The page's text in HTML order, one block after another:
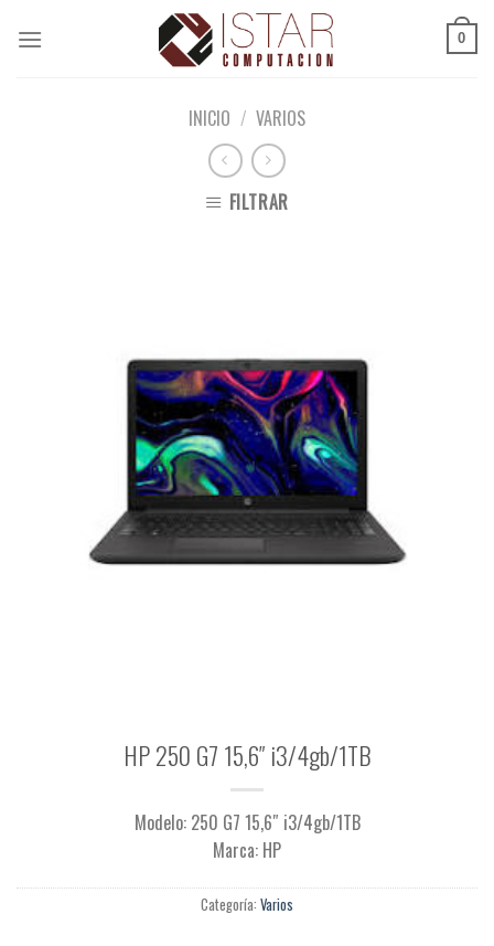
0
INICIO / VARIOS
FILTRAR
HP 250 G7 15,6″ i3/4gb/1TB
Modelo: 250 G7 15,6″ i3/4gb/1TB
Marca: HP
Categoría: Varios